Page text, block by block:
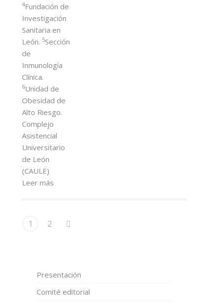
4Fundación de
Investigación
Sanitaria en
León. 5Sección
de
Inmunología
Clínica.
6Unidad de
Obesidad de
Alto Riesgo.
Complejo
Asistencial
Universitario
de León
(CAULE)
Leer más
1 2
Presentación
Comité editorial